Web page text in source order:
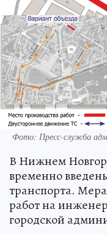
Фото: Пресс-служба
В Нижнем
временно
транспорта.
работ на
городской